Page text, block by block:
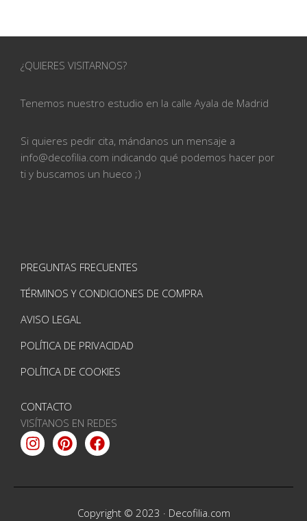
¿QUIERES VISITARNOS?
Tenemos nuestro estudio en la calle Ayala de Madrid
Si quieres pedir cita, mándanos un mensaje a
info@decofilia.com indicando qué podemos hacer por
ti y buscamos un hueco ;)
PREGUNTAS FRECUENTES
TÉRMINOS Y CONDICIONES DE COMPRA
AVISO LEGAL
POLÍTICA DE PRIVACIDAD
POLÍTICA DE COOKIES
CONTACTO
VISÍTANOS EN REDES
Instagram
PinterestFacebook
Copyright © 2023 · Decofilia.com